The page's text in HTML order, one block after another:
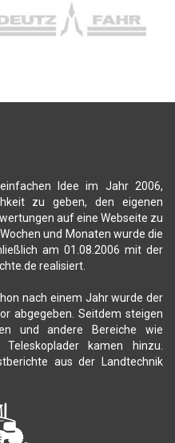
Idee im Jahr 2006,
zu geben, den eigenen
auf eine Webseite zu
und Monaten wurde die
am 01.08.2006 mit der
realisiert.
nach einem Jahr wurde der
abgegeben. Seitdem steigen
und andere Bereiche wie
Teleskoplader kamen hinzu.
aus der Landtechnik